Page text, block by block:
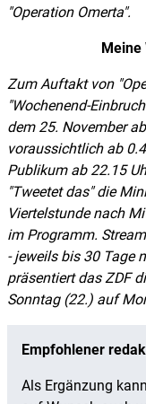
"Operation Omerta".
Meine
Zum Auftakt von
"Wochenend-
dem 25. November
voraussichtlich ab
Publikum ab 22.15
"Tweetet das" die
Viertelstunde nach
im Programm.
- jeweils bis 30 Tage
präsentiert das ZDF
Sonntag (22.) auf